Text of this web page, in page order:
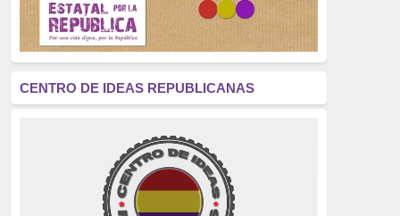
pensamiento
(294)
Revisionismo
(289)
La Transición
(275)
educación pública
(270)
La Izquierda
(260)
CENTRO DE IDEAS REPUBLICANAS